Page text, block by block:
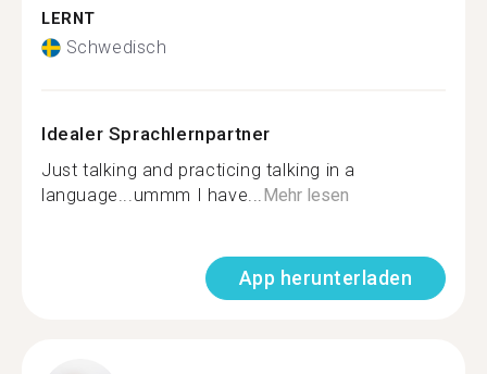
LERNT
Schwedisch
Idealer Sprachlernpartner
Just talking and practicing talking in a
language...ummm I have...Mehr lesen
App herunterladen